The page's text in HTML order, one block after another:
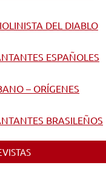
DEL DIABLO
ESPAÑOLES
– ORÍGENES
BRASILEÑOS